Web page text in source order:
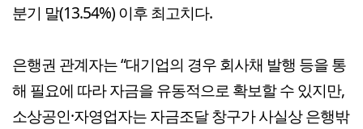
분기 말(13.54%) 이후 최고치다.
은행권 관계자는 “대기업의 경우 회사채 발행 등을 통
해 필요에 따라 자금을 유동적으로 확보할 수 있지만,
소상공인·자영업자는 자금조달 창구가 사실상 은행밖